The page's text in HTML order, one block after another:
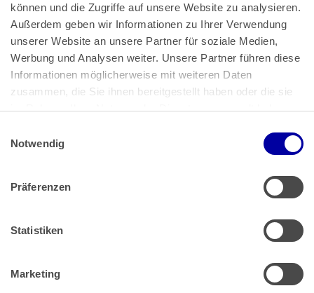
können und die Zugriffe auf unsere Website zu analysieren.
Außerdem geben wir Informationen zu Ihrer Verwendung
unserer Website an unsere Partner für soziale Medien,
Werbung und Analysen weiter. Unsere Partner führen diese
Informationen möglicherweise mit weiteren Daten
zusammen, die Sie ihnen bereitgestellt haben oder die sie
im Rahmen Ihrer Nutzung der Dienste gesammelt haben.
Impressum
Notwendig
Präferenzen
Statistiken
Marketing
Bundeskanzlerplatz 2
53113 Bonn
Pressemitteilungen|AGB
Impressum|Datenschutz
Muster Widerrufsformular (PDF)
Barrierefreiheit